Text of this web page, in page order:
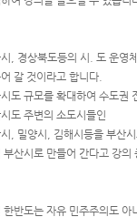
, 경상북도등의 시. 도 운영
갈 것이라고 합니다.
도 규모를 확대하여 수도권
도 주변의 소도시들인
, 밀양시, 김해시등을 부산
부산시로 만들어 간다고 강의
한반도는 자유 민주주의도 아